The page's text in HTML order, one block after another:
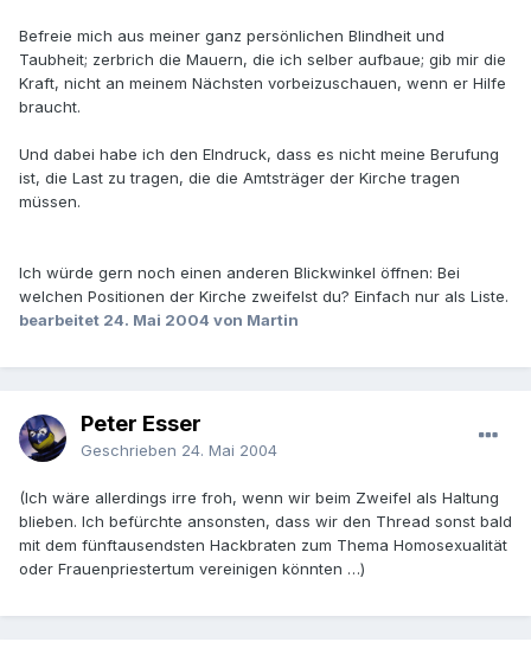
Befreie mich aus meiner ganz persönlichen Blindheit und
Taubheit; zerbrich die Mauern, die ich selber aufbaue; gib mir die
Kraft, nicht an meinem Nächsten vorbeizuschauen, wenn er Hilfe
braucht.
Und dabei habe ich den EIndruck, dass es nicht meine Berufung
ist, die Last zu tragen, die die Amtsträger der Kirche tragen
müssen.
Ich würde gern noch einen anderen Blickwinkel öffnen: Bei
welchen Positionen der Kirche zweifelst du? Einfach nur als Liste.
bearbeitet 24. Mai 2004 von Martin
Peter Esser
Geschrieben 24. Mai 2004
(Ich wäre allerdings irre froh, wenn wir beim Zweifel als Haltung
blieben. Ich befürchte ansonsten, dass wir den Thread sonst bald
mit dem fünftausendsten Hackbraten zum Thema Homosexualität
oder Frauenpriestertum vereinigen könnten …)